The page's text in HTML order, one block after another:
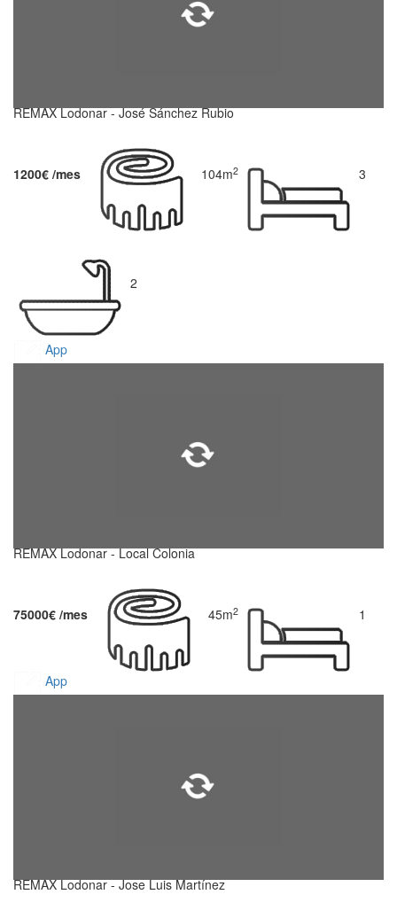
REMAX Lodonar - José Sánchez Rubio
1200€ /mes 104m2 3
2
App
REMAX Lodonar - Local Colonia
75000€ /mes 45m2 1
App
REMAX Lodonar - Jose Luis Martínez